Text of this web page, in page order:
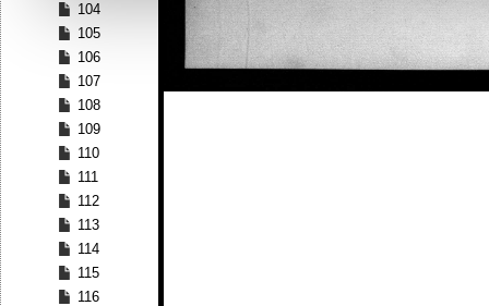
104
105
106
107
108
109
110
111
112
113
114
115
116